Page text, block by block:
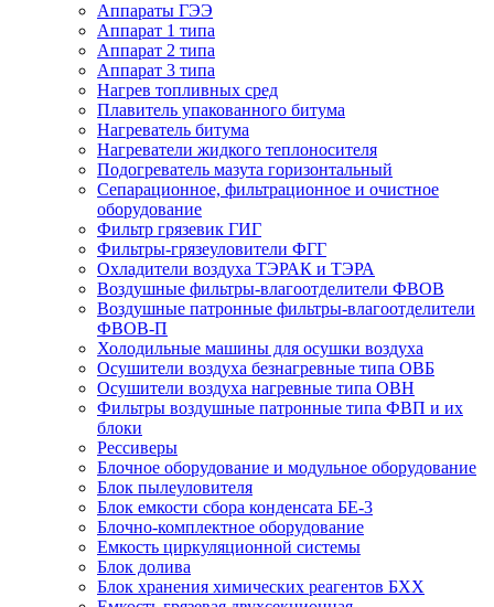
Аппараты ГЭЭ
Аппарат 1 типа
Аппарат 2 типа
Аппарат 3 типа
Нагрев топливных сред
Плавитель упакованного битума
Нагреватель битума
Нагреватели жидкого теплоносителя
Подогреватель мазута горизонтальный
Сепарационное, фильтрационное и очистное
оборудование
Фильтр грязевик ГИГ
Фильтры-грязеуловители ФГГ
Охладители воздуха ТЭРАК и ТЭРА
Воздушные фильтры-влагоотделители ФВОВ
Воздушные патронные фильтры-влагоотделители
ФВОВ-П
Холодильные машины для осушки воздуха
Осушители воздуха безнагревные типа ОВБ
Осушители воздуха нагревные типа ОВН
Фильтры воздушные патронные типа ФВП и их
блоки
Рессиверы
Блочное оборудование и модульное оборудование
Блок пылеуловителя
Блок емкости сбора конденсата БЕ-3
Блочно-комплектное оборудование
Емкость циркуляционной системы
Блок долива
Блок хранения химических реагентов БХХ